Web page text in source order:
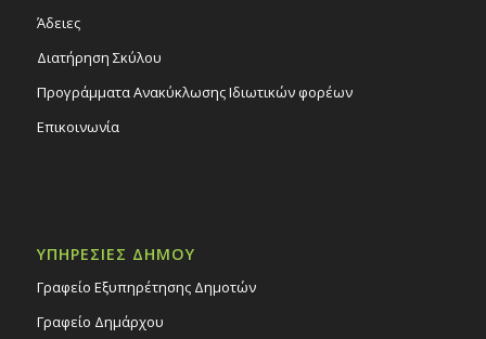
Άδειες
Διατήρηση Σκύλου
Προγράμματα Ανακύκλωσης Ιδιωτικών φορέων
Επικοινωνία
ΥΠΗΡΕΣΙΕΣ ΔΗΜΟΥ
Γραφείο Εξυπηρέτησης Δημοτών
Γραφείο Δημάρχου